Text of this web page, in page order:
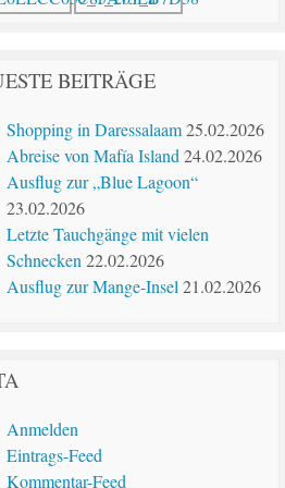
BEITRÄGE
Shopping in Daressalaam 25.02.2026
Abreise von Mafía Island 24.02.2026
Ausflug zur „Blue Lagoon“
23.02.2026
Letzte Tauchgänge mit vielen
Schnecken 22.02.2026
Ausflug zur Mange-Insel 21.02.2026
Anmelden
Eintrags-Feed
Kommentar-Feed